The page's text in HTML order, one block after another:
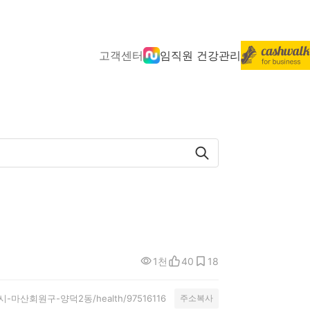
고객센터 임직원 건강관리
1천 40 18
마산회원구-양덕2동/health/97516116 주소복사